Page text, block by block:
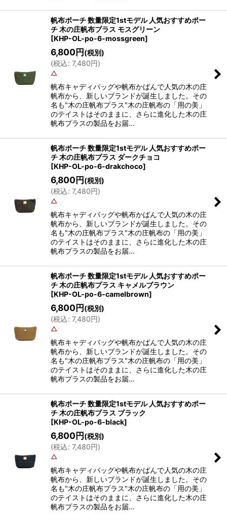
帆布ポーチ 数量限定1stモデル 人気おすすめポー
チ 木の庄帆布プラス モスグリーン
[KHP-OL-po-6-mossgreen]
6,800円(税別)
(税込: 7,480円)
△
帆布キャディバッグや帆布かばんで人気の木の庄
帆布から、新しいブランドが誕生しました。その
名も"木の庄帆布プラス"木の庄帆布の「用の美」
のテイストはそのままに、さらに進化した木の庄
帆布プラスの製品をお届…
帆布ポーチ 数量限定1stモデル 人気おすすめポー
チ 木の庄帆布プラス ダークチョコ
[KHP-OL-po-6-drakchoco]
6,800円(税別)
(税込: 7,480円)
△
帆布キャディバッグや帆布かばんで人気の木の庄
帆布から、新しいブランドが誕生しました。その
名も"木の庄帆布プラス"木の庄帆布の「用の美」
のテイストはそのままに、さらに進化した木の庄
帆布プラスの製品をお届…
帆布ポーチ 数量限定1stモデル 人気おすすめポー
チ 木の庄帆布プラス キャメルブラウン
[KHP-OL-po-6-camelbrown]
6,800円(税別)
(税込: 7,480円)
△
帆布キャディバッグや帆布かばんで人気の木の庄
帆布から、新しいブランドが誕生しました。その
名も"木の庄帆布プラス"木の庄帆布の「用の美」
のテイストはそのままに、さらに進化した木の庄
帆布プラスの製品をお届…
帆布ポーチ 数量限定1stモデル 人気おすすめポー
チ 木の庄帆布プラス ブラック
[KHP-OL-po-6-black]
6,800円(税別)
(税込: 7,480円)
△
帆布キャディバッグや帆布かばんで人気の木の庄
帆布から、新しいブランドが誕生しました。その
名も"木の庄帆布プラス"木の庄帆布の「用の美」
のテイストはそのままに、さらに進化した木の庄
帆布プラスの製品をお届…